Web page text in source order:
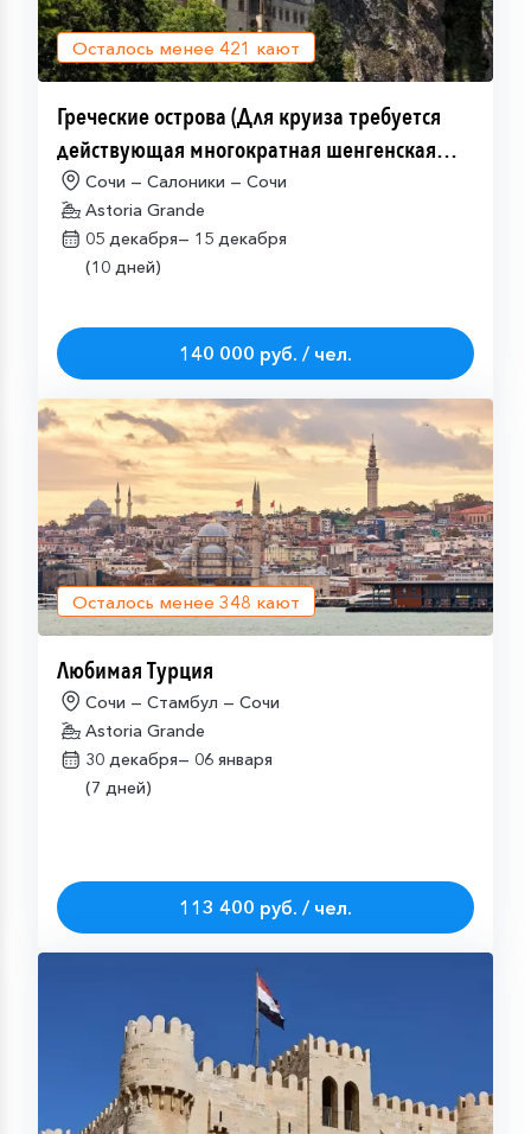
Осталось менее 421 кают
Греческие острова (Для круиза требуется
действующая многократная шенгенская
виза)Сочи — Салоники — Сочи
Astoria Grande
05 декабря— 15 декабря
(10 дней)
140 000 руб. / чел.
Осталось менее 348 кают
Любимая Турция
Сочи — Стамбул — Сочи
Astoria Grande
30 декабря— 06 января
(7 дней)
113 400 руб. / чел.